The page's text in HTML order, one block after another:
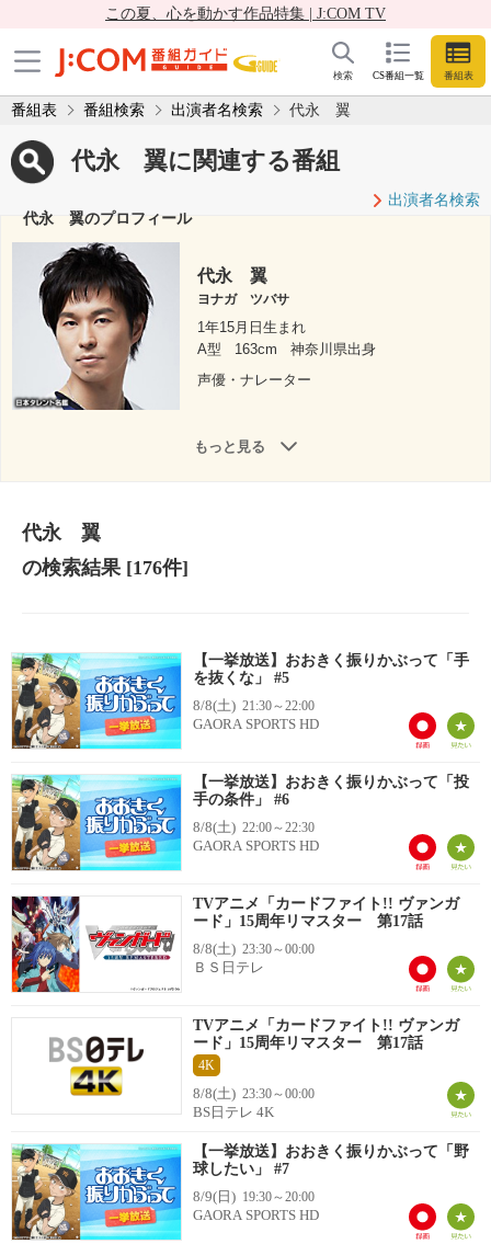
この夏、心を動かす作品特集 | J:COM TV
CS番組一覧 番組表
検索
番組表 番組検索 出演者名検索 代永 翼
代永 翼に関連する番組
出演者名検索
代永 翼のプロフィール
代永 翼
ヨナガ ツバサ
1年15月日生まれ
A型
163cm
神奈川県出身
声優・ナレーター
もっと見る
代永 翼
の検索結果[176件]
【一挙放送】おおきく振りかぶって「手
を抜くな」 #5
8/8(土) 21:30～22:00
GAORA SPORTS HD
【一挙放送】おおきく振りかぶって「投
手の条件」 #6
8/8(土) 22:00～22:30
GAORA SPORTS HD
TVアニメ「カードファイト!! ヴァンガ
ード」15周年リマスター 第17話
8/8(土) 23:30～00:00
ＢＳ日テレ
TVアニメ「カードファイト!! ヴァンガ
ード」15周年リマスター 第17話
4K
8/8(土) 23:30～00:00
BS日テレ 4K
【一挙放送】おおきく振りかぶって「野
球したい」 #7
8/9(日) 19:30～20:00
GAORA SPORTS HD